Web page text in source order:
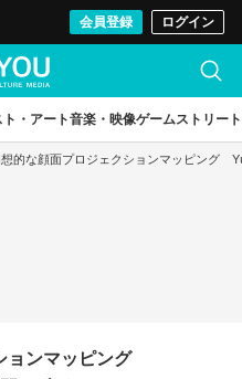
会員登録 ログイン
ト・アート音楽・映像ゲームストリート
的な顔面プロジェクションマッピング
ョンマッピング